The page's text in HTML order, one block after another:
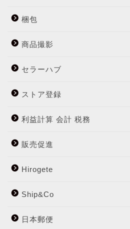
梱包
商品撮影
セラーハブ
ストア登録
利益計算 会計 税務
販売促進
Hirogete
Ship&Co
日本郵便